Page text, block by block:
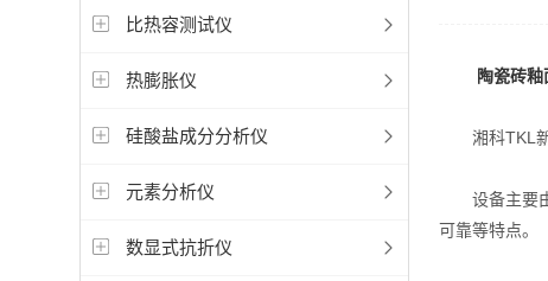
比热容测试仪
热膨胀仪
硅酸盐成分分析仪
元素分析仪
数显式抗折仪
陶瓷砖
湘科TKL新
设备主要由
可靠等特点。